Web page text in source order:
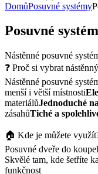
DomůPosuvné systémy
Posuvné
Nástěnné posuvné
❓ Proč si vybrat
Nástěnné posuvné
menší i větší místnosti
materiálůJednoduché
zásahůTiché a
🏠 Kde je můžete
Posuvné dveře do
Skvělé tam, kde šetříte
funkčnost